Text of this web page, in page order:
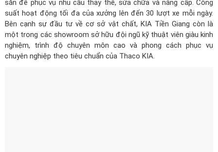
sẵn để phục vụ nhu cầu thay thế, sửa chữa và nâng cấp. Công
suất hoạt động tối đa của xưởng lên đến 30 lượt xe mỗi ngày.
Bên cạnh sự đầu tư về cơ sở vật chất, KIA Tiền Giang còn là
một trong các showroom sở hữu đội ngũ kỹ thuật viên giàu kinh
nghiệm, trình độ chuyên môn cao và phong cách phục vụ
chuyên nghiệp theo tiêu chuẩn của Thaco KIA.